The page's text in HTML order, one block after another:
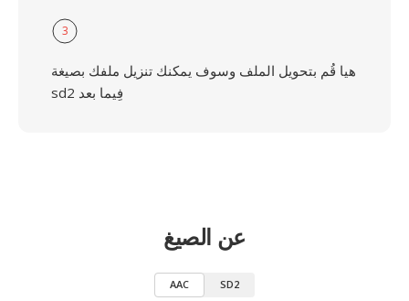
3
هيا قُم بتحويل الملف وسوف يمكنك تنزيل ملفك بصيغة
sd2 فِيما بعد
عن الصيغ
AAC SD2